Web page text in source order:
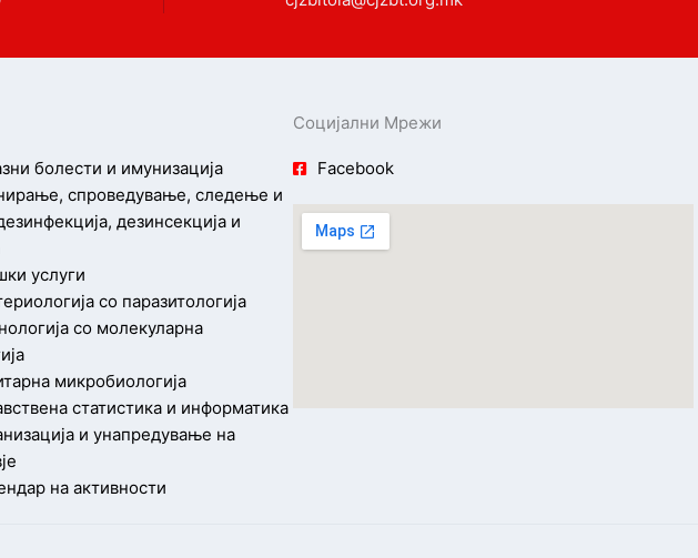
болести и имунизација
спроведување, следење и
дезинсекција и
услуги
со паразитологија
со молекуларна
микробиологија
статистика и информатика
и унапредување на
на активности
Социјални Мрежи
Facebook